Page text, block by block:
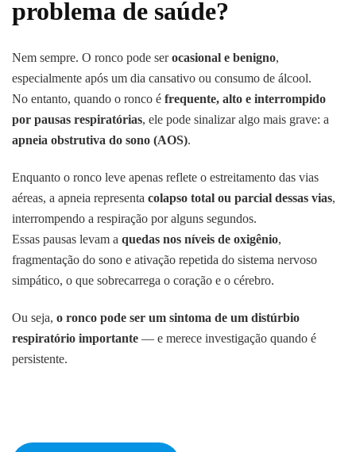
problema de saúde?
Nem sempre. O ronco pode serocasional e benigno,
especialmente após um dia cansativo ou consumo de álcool.
No entanto, quando o ronco é frequente, alto e interrompido
por pausas respiratórias, ele pode sinalizar algo mais grave: a
apneia obstrutiva do sono (AOS).
Enquanto o ronco leve apenas reflete o estreitamento das vias
aéreas, a apneia representa colapso total ou parcial dessas vias,
interrompendo a respiração por alguns segundos.
Essas pausas levam a quedas nos níveis de oxigênio,
fragmentação do sono e ativação repetida do sistema nervoso
simpático, o que sobrecarrega o coração e o cérebro.
Ou seja, o ronco pode ser um sintoma de um distúrbio
respiratório importante — e merece investigação quando é
persistente.